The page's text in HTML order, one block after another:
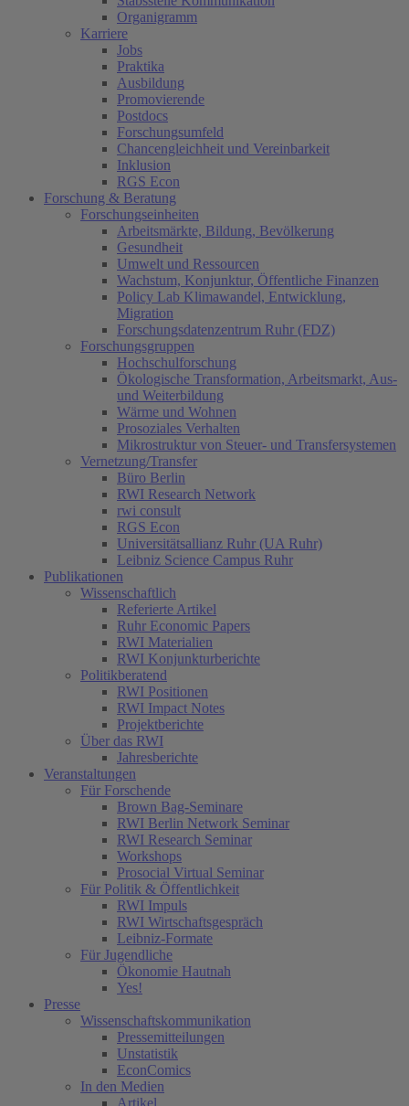
Organigramm
Karriere
Jobs
Praktika
Ausbildung
Promovierende
Postdocs
Forschungsumfeld
Chancengleichheit und Vereinbarkeit
Inklusion
RGS Econ
Forschung & Beratung
Forschungseinheiten
Arbeitsmärkte, Bildung, Bevölkerung
Gesundheit
Umwelt und Ressourcen
Wachstum, Konjunktur, Öffentliche Finanzen
Policy Lab Klimawandel, Entwicklung,
Migration
Forschungsdatenzentrum Ruhr (FDZ)
Forschungsgruppen
Hochschulforschung
Ökologische Transformation, Arbeitsmarkt, Aus-
und Weiterbildung
Wärme und Wohnen
Prosoziales Verhalten
Mikrostruktur von Steuer- und Transfersystemen
Vernetzung/Transfer
Büro Berlin
RWI Research Network
rwi consult
RGS Econ
Universitätsallianz Ruhr (UA Ruhr)
Leibniz Science Campus Ruhr
Publikationen
Wissenschaftlich
Referierte Artikel
Ruhr Economic Papers
RWI Materialien
RWI Konjunkturberichte
Politikberatend
RWI Positionen
RWI Impact Notes
Projektberichte
Über das RWI
Jahresberichte
Veranstaltungen
Für Forschende
Brown Bag-Seminare
RWI Berlin Network Seminar
RWI Research Seminar
Workshops
Prosocial Virtual Seminar
Für Politik & Öffentlichkeit
RWI Impuls
RWI Wirtschaftsgespräch
Leibniz-Formate
Für Jugendliche
Ökonomie Hautnah
Yes!
Presse
Wissenschaftskommunikation
Pressemitteilungen
Unstatistik
EconComics
In den Medien
Artikel